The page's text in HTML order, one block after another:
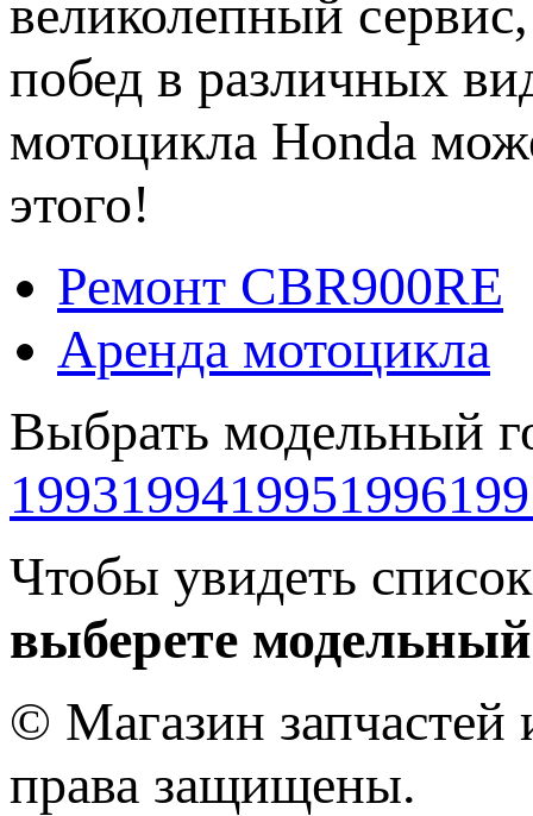
великолепный
побед в различных
мотоцикла Honda
этого!
Ремонт CBR900RE
Аренда мотоцикла
Выбрать модельный
1993199419951996
Чтобы увидеть
выберете
© Магазин
права защищены.